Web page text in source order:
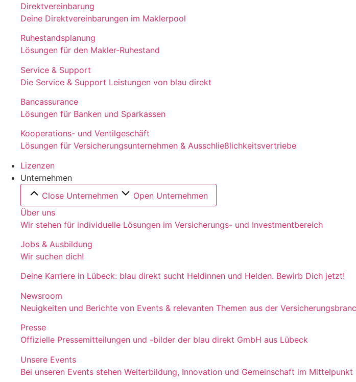
Direktvereinbarung
Deine Direktvereinbarungen im Maklerpool
Ruhestandsplanung
Lösungen für den Makler-Ruhestand
Service & Support
Die Service & Support Leistungen von blau direkt
Bancassurance
Lösungen für Banken und Sparkassen
Kooperations- und Ventilgeschäft
Lösungen für Versicherungsunternehmen & Ausschließlichkeitsvertriebe
Lizenzen
Unternehmen
Close Unternehmen
Open Unternehmen
Über uns
Wir stehen für individuelle Lösungen im Versicherungs- und Investmentbereich
Jobs & Ausbildung
Wir suchen dich!
Deine Karriere in Lübeck: blau direkt sucht Heldinnen und Helden. Bewirb Dich jetzt!
Newsroom
Neuigkeiten und Berichte von Events & relevanten Themen aus der
Presse
Offizielle Pressemitteilungen und -bilder der blau direkt GmbH aus Lübeck
Unsere Events
Bei unseren Events stehen Weiterbildung, Innovation und Gemeinschaft im Mittelpunkt